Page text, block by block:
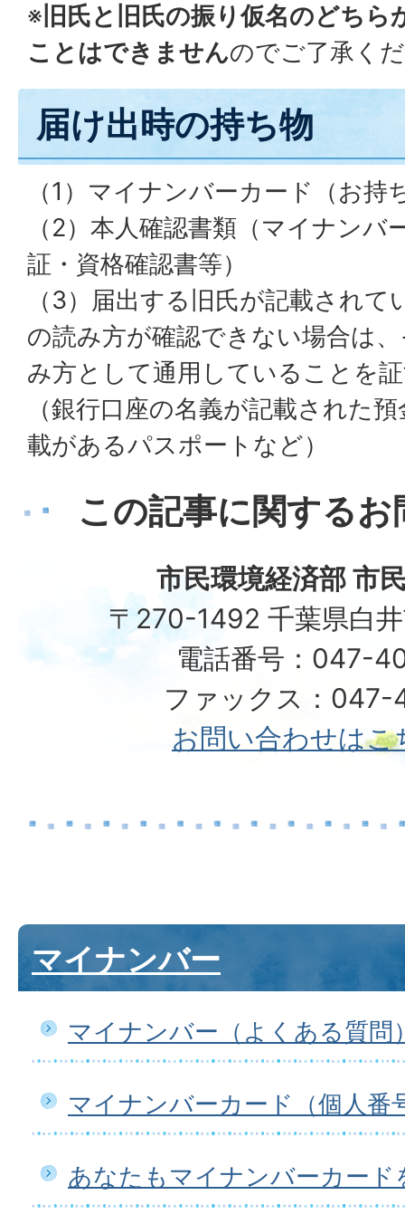
※ 旧氏と旧氏の振り仮名のどち
ことはできませんのでご了承く
届け出時の持ち物
（1）マイナンバーカード（お持
（2）本人確認書類（マイナンバ
証・資格確認書等）
（3）届出する旧氏が記載され
の読み方が確認できない場合は
み方として通用していることを
（銀行口座の名義が記載された
載があるパスポートなど）
この記事に関する
市民環境経済部 市
〒270-1492 千葉県白
電話番号：047-
ファックス：047-
お問い合わせはこ
マイナンバー
マイナンバー（よくある質問
マイナンバーカード（個人番
あなたもマイナンバーカー